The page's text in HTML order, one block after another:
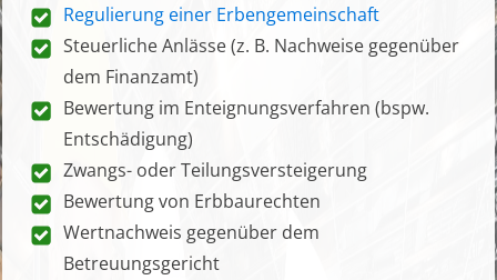
Regulierung einer Erbengemeinschaft
Steuerliche Anlässe (z. B. Nachweise gegenüber
dem Finanzamt)
Bewertung im Enteignungsverfahren (bspw.
Entschädigung)
Zwangs- oder Teilungsversteigerung
Bewertung von Erbbaurechten
Wertnachweis gegenüber dem
Betreuungsgericht